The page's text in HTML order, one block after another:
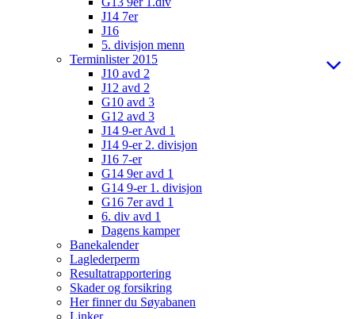
J14 7er
J16
5. divisjon menn
Terminlister 2015
J10 avd 2
J12 avd 2
G10 avd 3
G12 avd 3
J14 9-er Avd 1
J14 9-er 2. divisjon
J16 7-er
G14 9er avd 1
G14 9-er 1. divisjon
G16 7er avd 1
6. div avd 1
Dagens kamper
Banekalender
Laglederperm
Resultatrapportering
Skader og forsikring
Her finner du Søyabanen
Linker